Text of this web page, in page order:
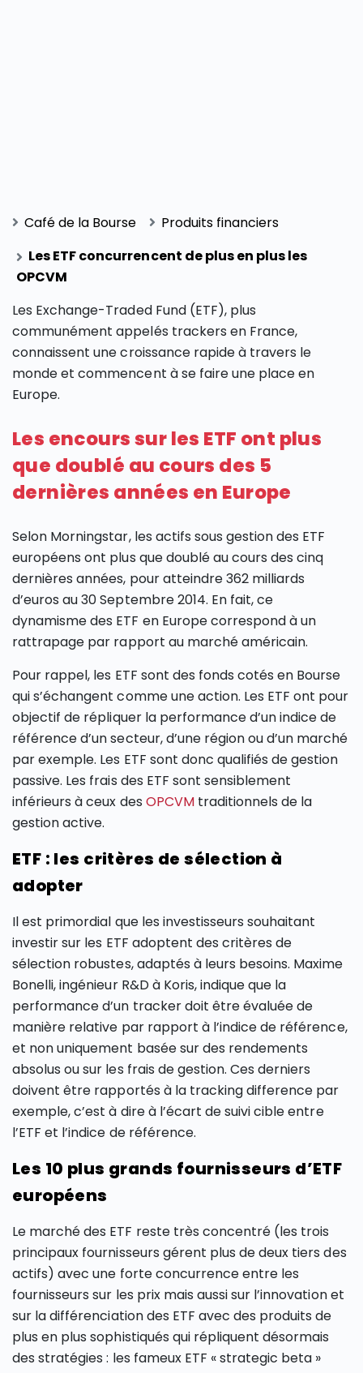
Café de la Bourse
Produits financiers
Les ETF concurrencent de plus en plus les
OPCVM
Les Exchange-Traded Fund (ETF), plus
communément appelés trackers en France,
connaissent une croissance rapide à travers le
monde et commencent à se faire une place en
Europe.
Les encours sur les ETF ont plus
que doublé au cours des 5
dernières années en Europe
Selon Morningstar, les actifs sous gestion des ETF
européens ont plus que doublé au cours des cinq
dernières années, pour atteindre 362 milliards
d’euros au 30 Septembre 2014. En fait, ce
dynamisme des ETF en Europe correspond à un
rattrapage par rapport au marché américain.
Pour rappel, les ETF sont des fonds cotés en Bourse
qui s’échangent comme une action. Les ETF ont pour
objectif de répliquer la performance d’un indice de
référence d’un secteur, d’une région ou d’un marché
par exemple. Les ETF sont donc qualifiés de gestion
passive. Les frais des ETF sont sensiblement
inférieurs à ceux des OPCVMtraditionnels de la
gestion active.
ETF : les critères de sélection à
adopter
Il est primordial que les investisseurs souhaitant
investir sur les ETF adoptent des critères de
sélection robustes, adaptés à leurs besoins. Maxime
Bonelli, ingénieur R&D à Koris, indique que la
performance d’un tracker doit être évaluée de
manière relative par rapport à l’indice de référence,
et non uniquement basée sur des rendements
absolus ou sur les frais de gestion. Ces derniers
doivent être rapportés à la tracking difference par
exemple, c’est à dire à l’écart de suivi cible entre
l’ETF et l’indice de référence.
Les 10 plus grands fournisseurs d’ETF
européens
Le marché des ETF reste très concentré (les trois
principaux fournisseurs gérent plus de deux tiers des
actifs) avec une forte concurrence entre les
fournisseurs sur les prix mais aussi sur l’innovation et
sur la différenciation des ETF avec des produits de
plus en plus sophistiqués qui répliquent désormais
des stratégies : les fameux ETF « strategic beta »